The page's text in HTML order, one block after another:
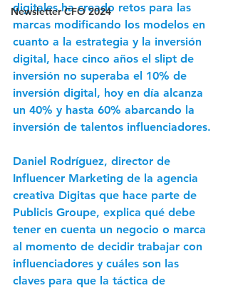
Newsletter CFO 2024
digitales ha creado retos para las
marcas modificando los modelos en
cuanto a la estrategia y la inversión
digital, hace cinco años el slipt de
inversión no superaba el 10% de
inversión digital, hoy en día alcanza
un 40% y hasta 60% abarcando la
inversión de talentos influenciadores.
Daniel Rodríguez, director de
Influencer Marketing de la agencia
creativa Digitas que hace parte de
Publicis Groupe, explica qué debe
tener en cuenta un negocio o marca
al momento de decidir trabajar con
influenciadores y cuáles son las
claves para que la táctica de